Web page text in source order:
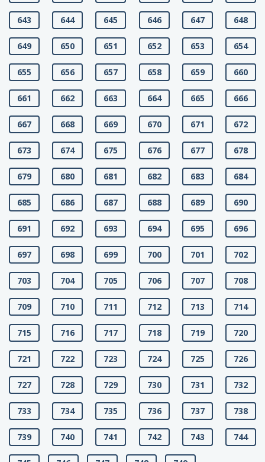
643 644 645 646 647 648
649 650 651 652 653 654
655 656 657 658 659 660
661 662 663 664 665 666
667 668 669 670 671 672
673 674 675 676 677 678
679 680 681 682 683 684
685 686 687 688 689 690
691 692 693 694 695 696
697 698 699 700 701 702
703 704 705 706 707 708
709 710 711 712 713 714
715 716 717 718 719 720
721 722 723 724 725 726
727 728 729 730 731 732
733 734 735 736 737 738
739 740 741 742 743 744